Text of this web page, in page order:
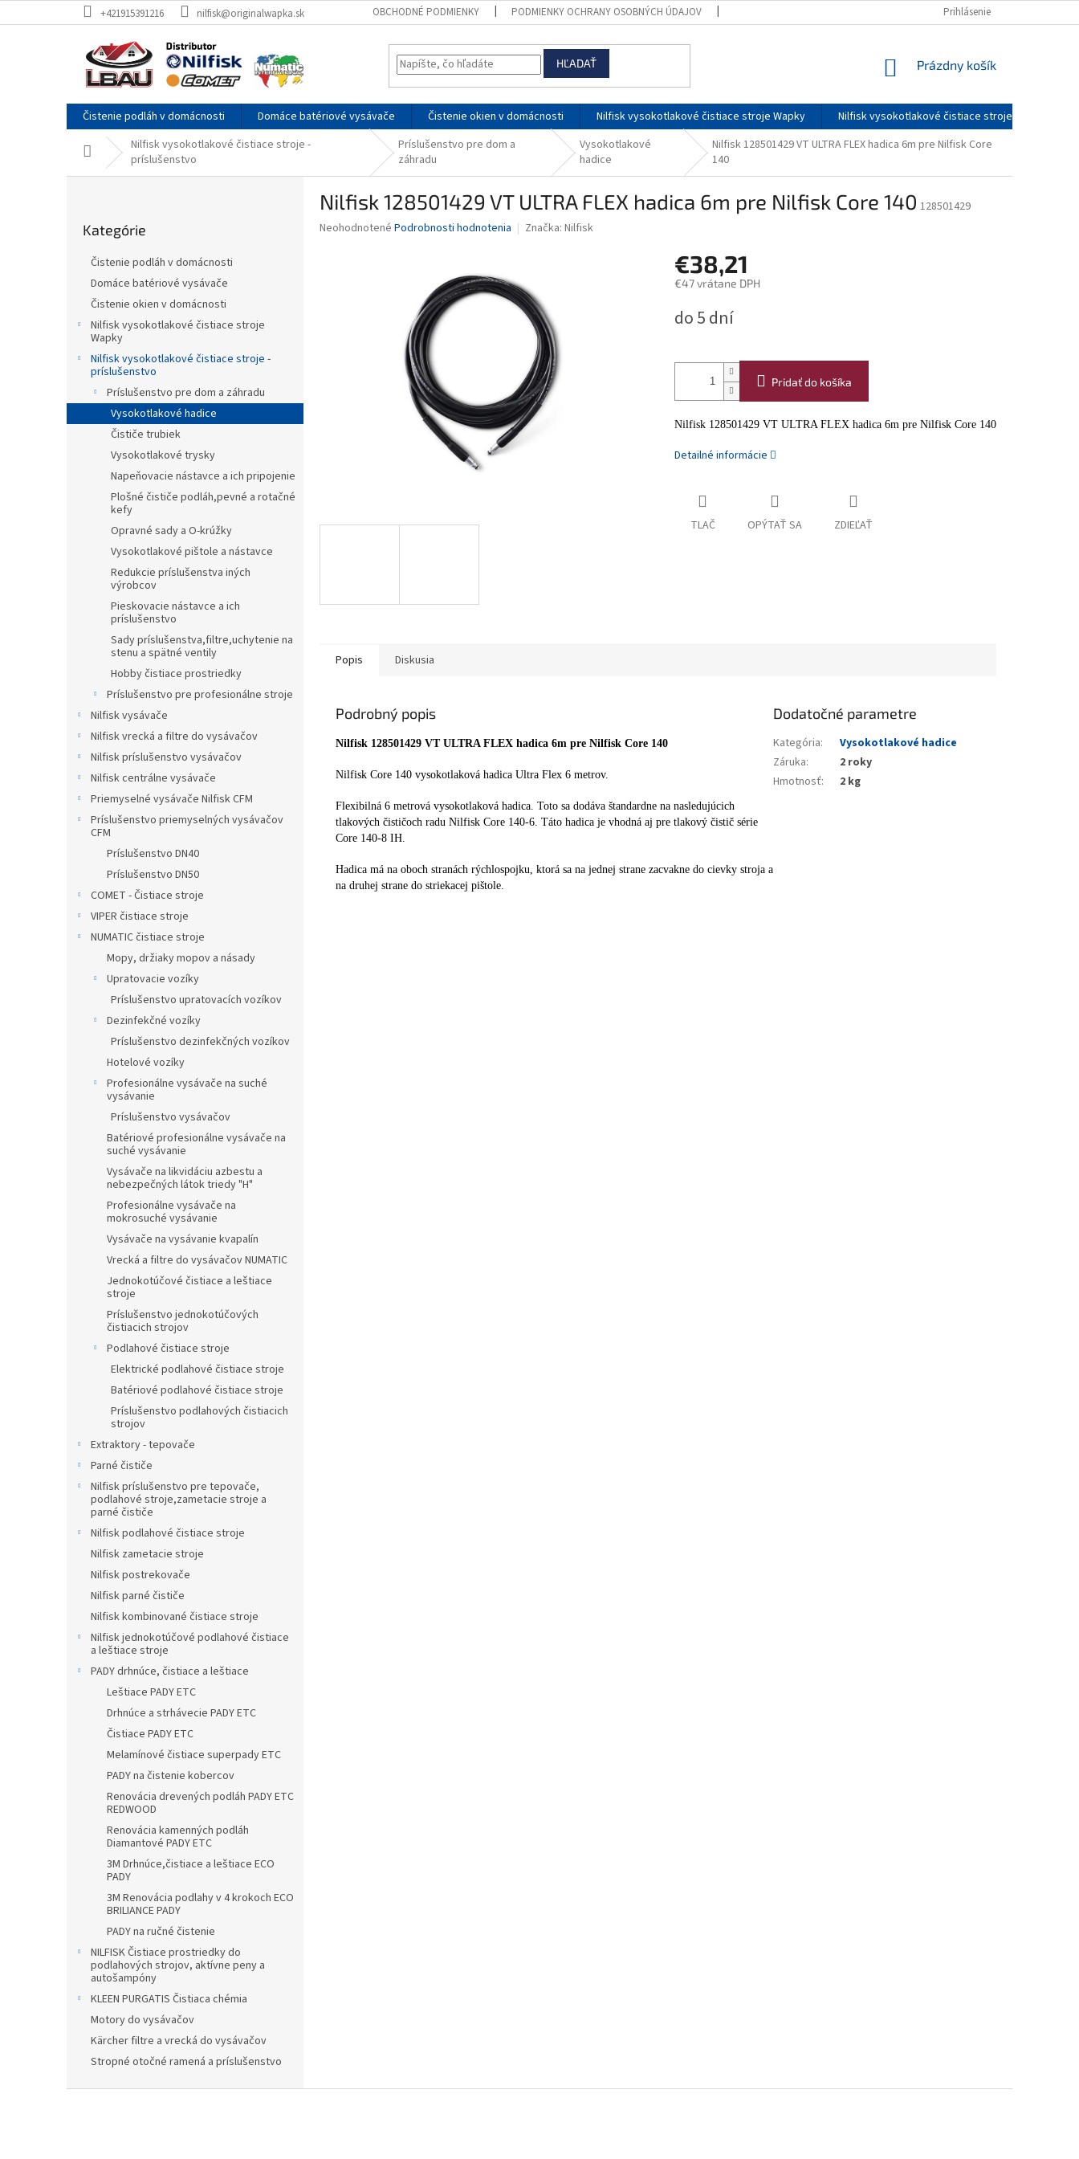
na
+421915391216 nilfisk@originalwapka.sk OBCHODNÉ PODMIENKY PODMIENKY OCHRANY OSOBNÝCH ÚDAJOV SERVIS
Prihlásenie
HĽADAŤ
NÁKUPNÝ
Prázdny košík
Čistenie podláh v domácnosti Domáce batériové vysávače Čistenie okien v domácnosti Nilfisk vysokotlakové čistiace stroje Wapky Nilfisk vysokotlakové čistiace stroje -
DomovNilfisk vysokotlakové čistiace stroje -
príslušenstvo
Príslušenstvo pre dom a
záhradu
Vysokotlakové
hadice
Nilfisk 128501429 VT ULTRA FLEX hadica 6m pre Nilfisk Core
140
kategórie
Kategórie
Čistenie podláh v domácnosti
Domáce batériové vysávače
Čistenie okien v domácnosti
Nilfisk vysokotlakové čistiace stroje
Wapky
Nilfisk vysokotlakové čistiace stroje -
príslušenstvo
Príslušenstvo pre dom a záhradu
Vysokotlakové hadice
Čističe trubiek
Vysokotlakové trysky
Napeňovacie nástavce a ich pripojenie
Plošné čističe podláh,pevné a rotačné
kefy
Opravné sady a O-krúžky
Vysokotlakové pištole a nástavce
Redukcie príslušenstva iných
výrobcov
Pieskovacie nástavce a ich
príslušenstvo
Sady príslušenstva,filtre,uchytenie na
stenu a spätné ventily
Hobby čistiace prostriedky
Príslušenstvo pre profesionálne stroje
Nilfisk vysávače
Nilfisk vrecká a filtre do vysávačov
Nilfisk príslušenstvo vysávačov
Nilfisk centrálne vysávače
Priemyselné vysávače Nilfisk CFM
Príslušenstvo priemyselných vysávačov
CFM
Príslušenstvo DN40
Príslušenstvo DN50
COMET - Čistiace stroje
VIPER čistiace stroje
NUMATIC čistiace stroje
Mopy, držiaky mopov a násady
Upratovacie vozíky
Príslušenstvo upratovacích vozíkov
Dezinfekčné vozíky
Príslušenstvo dezinfekčných vozíkov
Hotelové vozíky
Profesionálne vysávače na suché
vysávanie
Príslušenstvo vysávačov
Batériové profesionálne vysávače na
suché vysávanie
Vysávače na likvidáciu azbestu a
nebezpečných látok triedy "H"
Profesionálne vysávače na
mokrosuché vysávanie
Vysávače na vysávanie kvapalín
Vrecká a filtre do vysávačov NUMATIC
Jednokotúčové čistiace a leštiace
stroje
Príslušenstvo jednokotúčových
čistiacich strojov
Podlahové čistiace stroje
Elektrické podlahové čistiace stroje
Batériové podlahové čistiace stroje
Príslušenstvo podlahových čistiacich
strojov
Extraktory - tepovače
Parné čističe
Nilfisk príslušenstvo pre tepovače,
podlahové stroje,zametacie stroje a
parné čističe
Nilfisk podlahové čistiace stroje
Nilfisk zametacie stroje
Nilfisk postrekovače
Nilfisk parné čističe
Nilfisk kombinované čistiace stroje
Nilfisk jednokotúčové podlahové čistiace
a leštiace stroje
PADY drhnúce, čistiace a leštiace
Leštiace PADY ETC
Drhnúce a strhávecie PADY ETC
Čistiace PADY ETC
Melamínové čistiace superpady ETC
PADY na čistenie kobercov
Renovácia drevených podláh PADY ETC
REDWOOD
Renovácia kamenných podláh
Diamantové PADY ETC
3M Drhnúce,čistiace a leštiace ECO
PADY
3M Renovácia podlahy v 4 krokoch ECO
BRILIANCE PADY
PADY na ručné čistenie
NILFISK Čistiace prostriedky do
podlahových strojov, aktívne peny a
autošampóny
KLEEN PURGATIS Čistiaca chémia
Motory do vysávačov
Kärcher filtre a vrecká do vysávačov
Stropné otočné ramená a príslušenstvo
Nilfisk 128501429 VT ULTRA FLEX hadica 6m pre Nilfisk Core 140 128501429
Priemerné
Neohodnotené Podrobnosti hodnotenia Značka: Nilfisk
€38,21
€47 vrátane DPH
cena:
do 5 dní
Pridať do košíka
Nilfisk 128501429 VT ULTRA FLEX hadica 6m pre Nilfisk Core 140
Detailné informácie
TLAČ OPÝTAŤ SA ZDIEĽAŤ
Popis Diskusia
Podrobný popis
Nilfisk 128501429 VT ULTRA FLEX hadica 6m pre Nilfisk Core 140
Nilfisk Core 140 vysokotlaková hadica Ultra Flex 6 metrov.
Flexibilná 6 metrová vysokotlaková hadica. Toto sa dodáva štandardne na nasledujúcich
tlakových čističoch radu Nilfisk Core 140-6. Táto hadica je vhodná aj pre tlakový čistič série
Core 140-8 IH.
Hadica má na oboch stranách rýchlospojku, ktorá sa na jednej strane zacvakne do cievky stroja a
na druhej strane do striekacej pištole.
Dodatočné parametre
Kategória:
Vysokotlakové hadice
Záruka:
2 roky
Hmotnosť: 2 kg